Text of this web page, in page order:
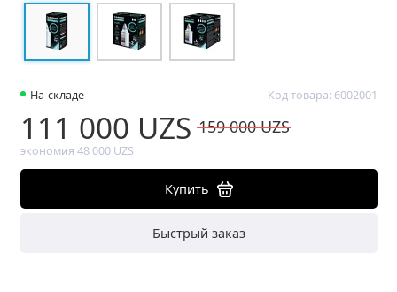
На складе Код товара: 6002001
111 000 UZS 159 000 UZS
экономия 48 000 UZS
Купить
Быстрый заказ